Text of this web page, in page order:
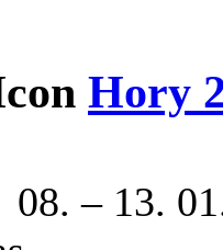
Hory
08. –